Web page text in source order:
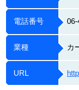
電話番号 06-
業種 カ
URL